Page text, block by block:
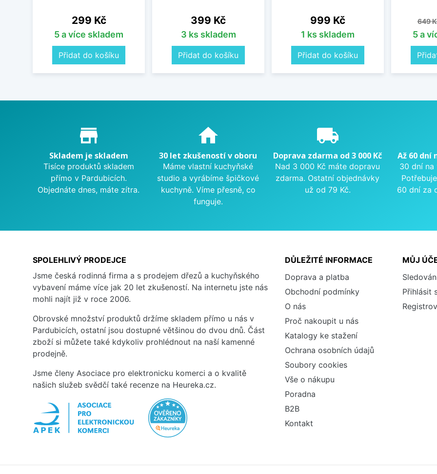
Cena
299 Kč
5 a více skladem
Přidat do košíku
Cena
399 Kč
3 ks skladem
Přidat do košíku
Cena
999 Kč
1 ks skladem
Přidat do košíku
649
5 a
Proč nakupovat u nás?
store_mall_directory
Skladem je skladem
Tisíce produktů skladem
přímo v Pardubicích.
Objednáte dnes, máte zítra.
home
30 let zkušeností v oboru
Máme vlastní kuchyňské
studio a vyrábíme špičkové
kuchyně. Víme přesně, co
funguje.
local_shipping
Doprava zdarma od 3 000 Kč
Nad 3 000 Kč máte dopravu
zdarma. Ostatní objednávky
už od 79 Kč.
Až 60 dní
30 dní na
60 dní za
SPOLEHLIVÝ PRODEJCE
Jsme česká rodinná firma a s prodejem dřezů a kuchyňského
vybavení máme více jak 20 let zkušeností. Na internetu jste nás
mohli najít již v roce 2006.
Obrovské množství produktů držíme skladem přímo u nás v
Pardubicích, ostatní jsou dostupné většinou do dvou dnů. Část
zboží si můžete také kdykoliv prohlédnout na naší kamenné
prodejně.
Jsme členy Asociace pro elektronicku komerci a o kvalitě
našich služeb svědčí také recenze na Heureka.cz.
DŮLEŽITÉ INFORMACE
Doprava a platba
Obchodní podmínky
O nás
Proč nakoupit u nás
Katalogy ke stažení
Ochrana osobních údajů
Soubory cookies
Vše o nákupu
Poradna
B2B
Kontakt
MŮJ
Přihlásit